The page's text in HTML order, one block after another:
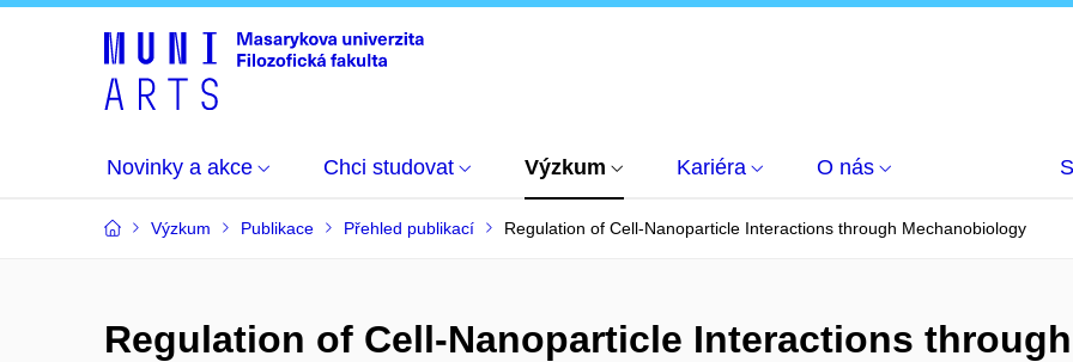
Novinky a akce Chci studovat Výzkum Kariéra O nás
Výzkum Publikace Přehled publikací Regulation of Cell-Nanoparticle Interactions through Mechanobiology
Regulation of Cell-Nanoparticle Interactions